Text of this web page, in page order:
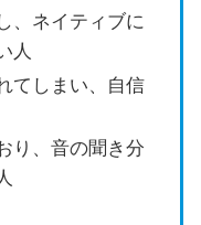
、ネイティブに
人
てしまい、自信
り、音の聞き分